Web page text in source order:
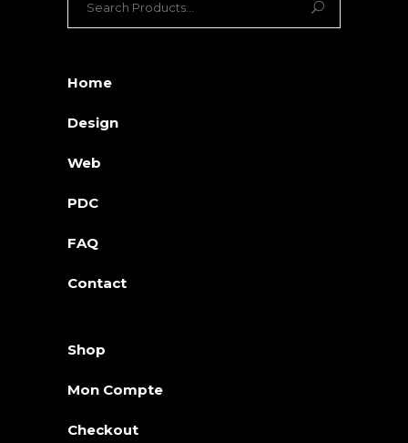
Home
Design
Web
PDC
FAQ
Contact
Shop
Mon Compte
Checkout